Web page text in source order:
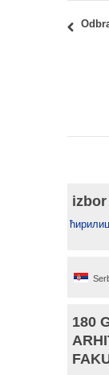
180